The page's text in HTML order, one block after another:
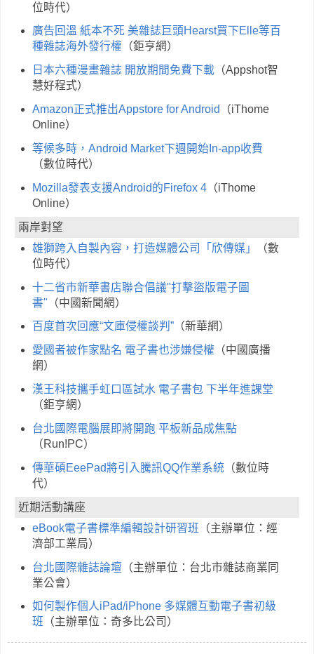
位時代）
廣告回溫 紙本不死 美雜誌巨頭Hearst買下Elle等百
種雜誌海外發行權（鉅亨網）
日本六種漫畫雜誌 開放期間免費下載（Appshot智
慧好程式）
Amazon正式推出Appstore for Android （iThome
Online）
等候多時，Android Market下週開始In-app收費
（數位時代）
Mozilla發表支援Android的Firefox 4（iThome
Online）
兩岸對望
雄獅跨入自製內容，打造媒體公司「欣傳媒」
（數
位時代）
十二省市新華書店聯合倡議"打擊盜版電子圖
書" （中國新聞網）
百度首次回應“文庫侵權談判”（新華網）
愛國者被作家點名 電子書也涉嫌侵權（中國廣播
網）
漢王科技攜手虹口區試水 電子書包 下半年進課堂
（鉅亨網）
台北國際電腦展即將開跑 平板新品成焦點
（Run!PC）
傳華碩EeePad將引入騰訊QQ作業系統 （數位時
代）
近期活動講座
eBook電子書標準編輯設計研習班 （主辦單位：經
濟部工業局）
台北國際雜誌論壇 （主辦單位：台北市雜誌商業同
業公會）
如何製作個人iPad/iPhone 多媒體互動電子書初級
班 （主辦單位：奇多比公司）